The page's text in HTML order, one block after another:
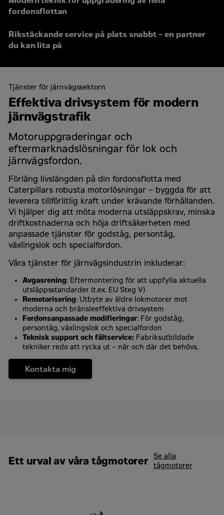
fordonsflottan
Rikstäckande service på plats snabbt – en partner
du kan lita på
Tjänster för järnvägssektorn
Effektiva drivsystem för modern
järnvägstrafik
Motoruppgraderingar och
eftermarknadslösningar för lok och
järnvägsfordon.
Förläng livslängden på din fordonsflotta med
Caterpillars robusta motorlösningar – byggda för att
leverera tillförlitlig kraft under krävande förhållanden.
Vi hjälper dig att möta moderna utsläppskrav, minska
driftkostnaderna och höja driftsäkerheten med
anpassade tjänster för godståg, persontåg,
växlingslok och specialfordon.
Våra tjänster för järnvägsindustrin inkluderar:
Avgasrening: Eftermontering för att uppfylla aktuella
utsläppsstandarder (t.ex. EU Steg V)
Remotorisering: Utbyte av äldre lokmotorer mot
moderna och bränsleeffektiva drivsystem
Fordonsanpassade modifieringar: För godståg,
persontåg, växlingslok och specialfordon
Teknisk support och fältservice: Fabriksutbildade
tekniker redo att rycka ut – när och där det behövs.
Kontakta mig
Företag *
Ett urval av våra tågmotorer
Se alla
tågmotorer